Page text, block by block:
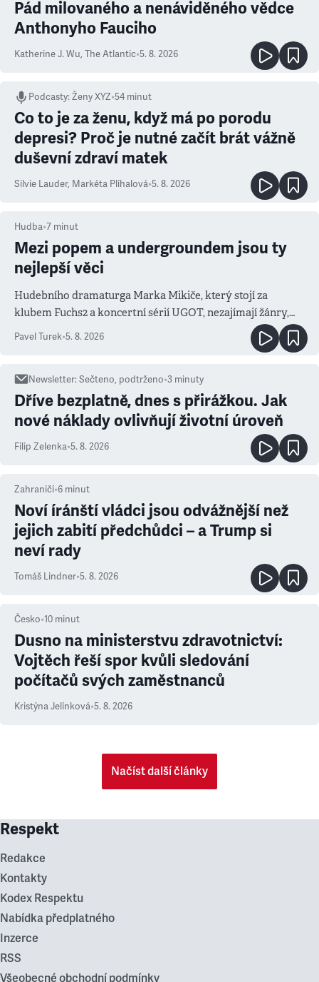
Pád milovaného a nenáviděného vědce
Anthonyho Fauciho
Katherine J. Wu, The Atlantic•5. 8. 2026
Podcasty:Ženy XYZ•54 minut
Co to je za ženu, když má po porodu
depresi? Proč je nutné začít brát vážně
duševní zdraví matek
Silvie Lauder, Markéta Plíhalová•5. 8. 2026
Hudba•7 minut
Mezi popem a undergroundem jsou ty
nejlepší věci
Hudebního dramaturga Marka Mikiče, který stojí za
klubem Fuchs2 a koncertní sérií UGOT, nezajímají žánry,
ale atmosféra
Pavel Turek•5. 8. 2026
Newsletter:Sečteno, podtrženo•3 minuty
Dříve bezplatně, dnes s přirážkou. Jak
nové náklady ovlivňují životní úroveň
Filip Zelenka•5. 8. 2026
Zahraničí•6 minut
Noví íránští vládci jsou odvážnější než
jejich zabití předchůdci – a Trump si
neví rady
Tomáš Lindner•5. 8. 2026
Česko•10 minut
Dusno na ministerstvu zdravotnictví:
Vojtěch řeší spor kvůli sledování
počítačů svých zaměstnanců
Kristýna Jelínková•5. 8. 2026
Načíst další články
Respekt
Redakce
Kontakty
Kodex Respektu
Nabídka předplatného
Inzerce
RSS
Všeobecné obchodní podmínky